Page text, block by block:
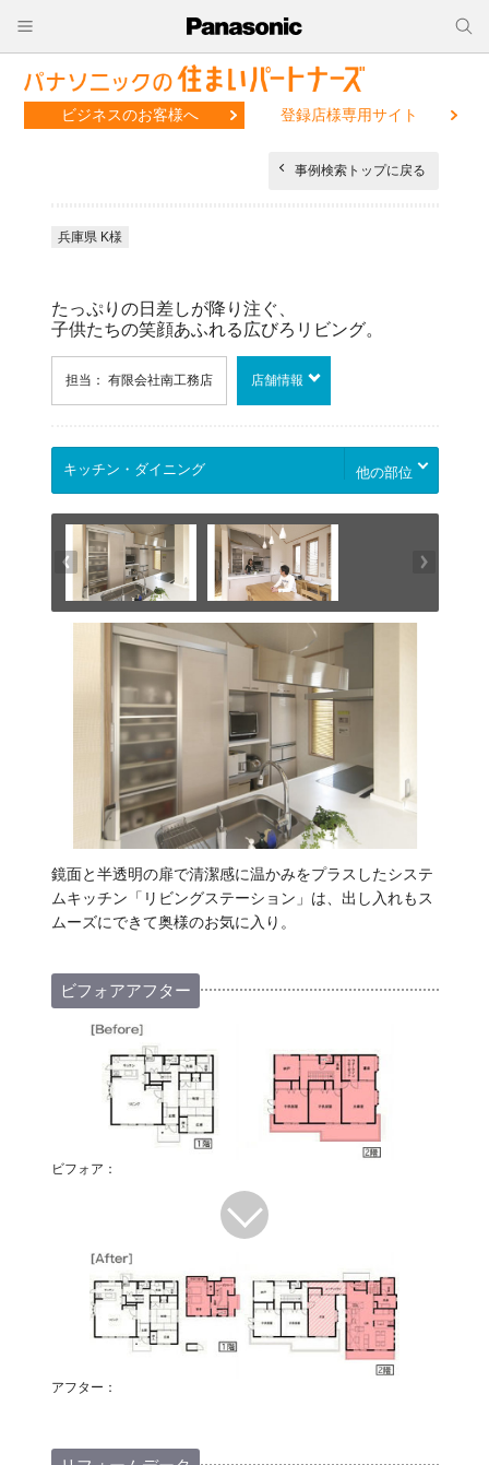
ビジネスのお客様へ 登録店様専用サイト
事例検索トップに戻る
兵庫県 K様
たっぷりの日差しが降り注ぐ、
子供たちの笑顔あふれる広びろリビング。
担当： 有限会社南工務店 店舗情報
他の部位
鏡面と半透明の扉で清潔感に温かみをプラスしたシステ
ムキッチン「リビングステーション」は、出し入れもス
ムーズにできて奥様のお気に入り。
ビフォアアフター
ビフォア：
アフター：